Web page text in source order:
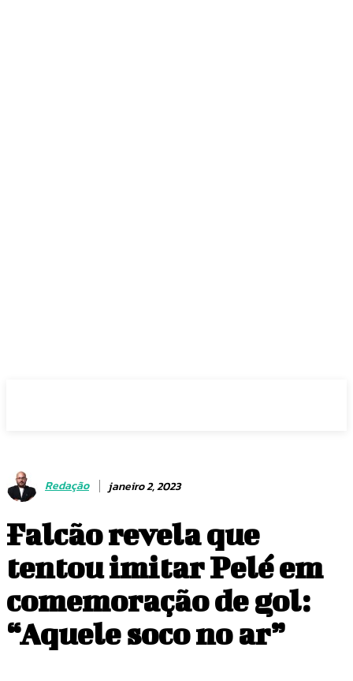
Redação janeiro 2, 2023
Falcão revela que
tentou imitar Pelé em
comemoração de gol:
“Aquele soco no ar”